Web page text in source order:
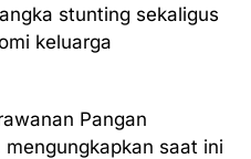
stunting sekaligus
keluarga
Pangan
saat ini